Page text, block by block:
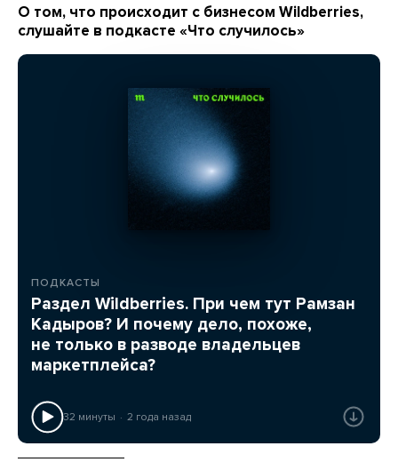
О том, что происходит с бизнесом Wildberries,
слушайте в подкасте «Что случилось»
ПОДКАСТЫ
Раздел Wildberries. При чем тут Рамзан
Кадыров? И почему дело, похоже,
не только в разводе владельцев
маркетплейса?
32 минуты 2 года назад